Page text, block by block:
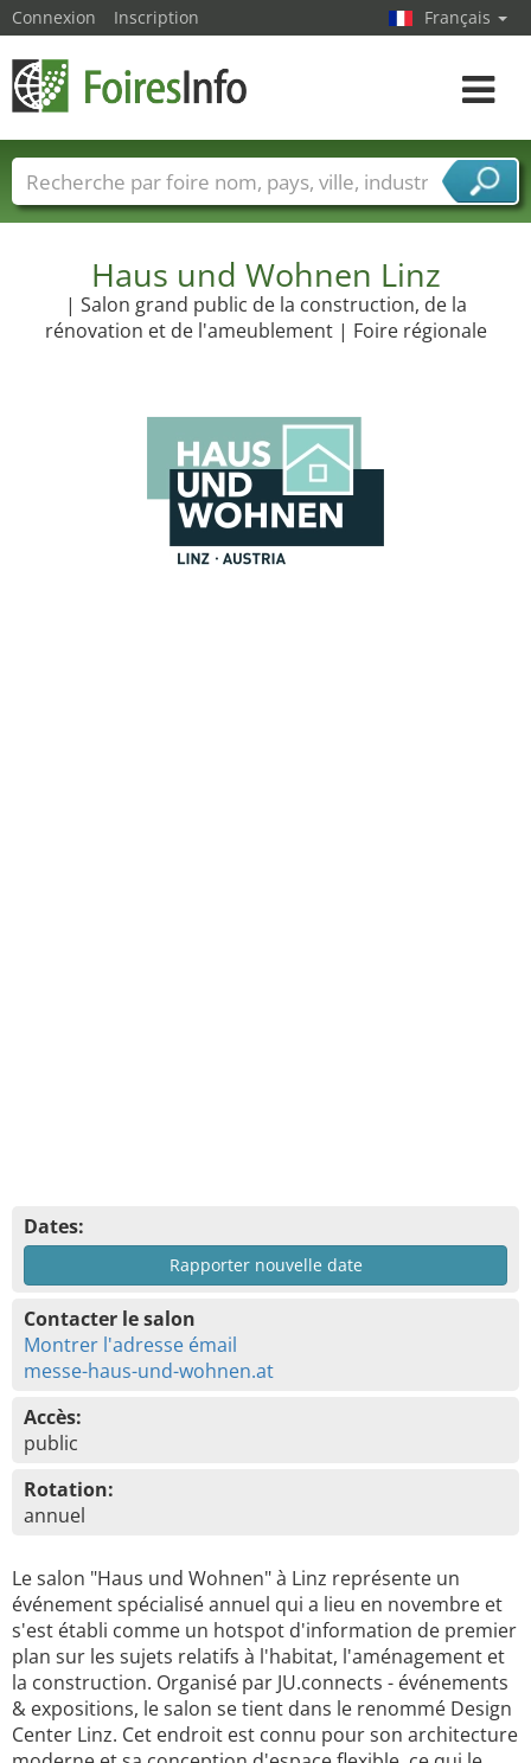
Haus und Wohnen Linz
| Salon grand public de la construction, de la
rénovation et de l'ameublement | Foire régionale
Dates:
Rapporter nouvelle date
Contacter le salon
Montrer l'adresse émail
messe-haus-und-wohnen.at
Accès:
public
Rotation:
annuel
Le salon "Haus und Wohnen" à Linz représente un
événement spécialisé annuel qui a lieu en novembre et
s'est établi comme un hotspot d'information de premier
plan sur les sujets relatifs à l'habitat, l'aménagement et
la construction. Organisé par JU.connects - événements
& expositions, le salon se tient dans le renommé Design
Center Linz. Cet endroit est connu pour son architecture
Connexion Inscription Français
Toggle
Foire noms Pays Villes
Secteurs de foire